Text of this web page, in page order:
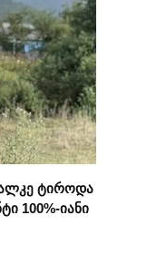
ტიროდა
100%-იანი